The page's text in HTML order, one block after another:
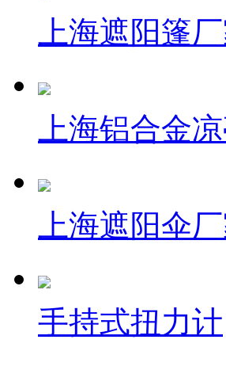
上海遮阳篷
上海铝合金
上海遮阳伞
手持式扭力计